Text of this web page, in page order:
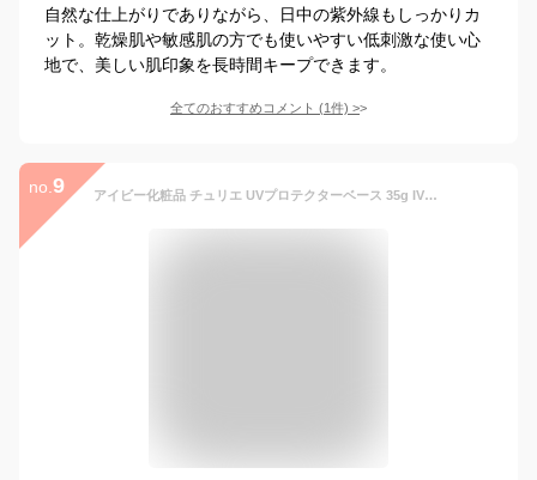
自然な仕上がりでありながら、日中の紫外線もしっかりカ
ット。乾燥肌や敏感肌の方でも使いやすい低刺激な使い心
地で、美しい肌印象を長時間キープできます。
全てのおすすめコメント (1件) >
no. 9 アイビー化粧品 チュリエ UVプロテクターベース 35g IVY ivy 日焼け止め(日焼止め)・化粧下地 SPF22 PA++ 顔 焼けない メイク 白くならない 紫外線 肌荒れ 乾燥 乾燥肌 敏感肌 トーンアップ さらさら サラサラ べたつかない ベタつかない 低刺激